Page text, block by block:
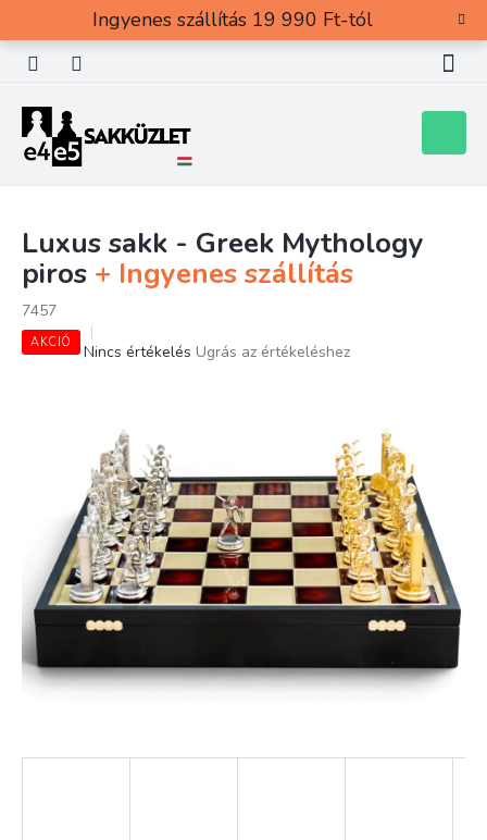
tartalomhoz
Ingyenes szállítás 19 990 Ft-tól
Luxus sakk - Greek Mythology
piros + Ingyenes szállítás
7457
AKCIÓ
A
ből
0,0
csillag.
Nincs értékelés Ugrás az értékeléshez